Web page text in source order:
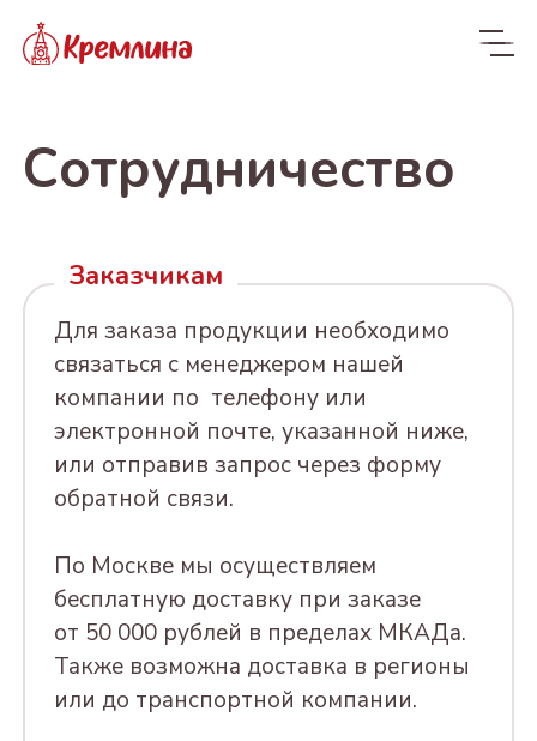
Сотрудничество
Заказчикам
Для заказа продукции необходимо
связаться с менеджером нашей
компании по телефону или
электронной почте, указанной ниже,
или отправив запрос через форму
обратной связи.
По Москве мы осуществляем
бесплатную доставку при заказе
от 50 000 рублей в пределах МКАДа.
Также возможна доставка в регионы
или до транспортной компании.